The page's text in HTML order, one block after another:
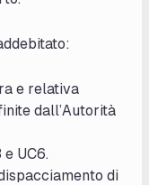
e relativa
dall’Autorità
UC6.
di